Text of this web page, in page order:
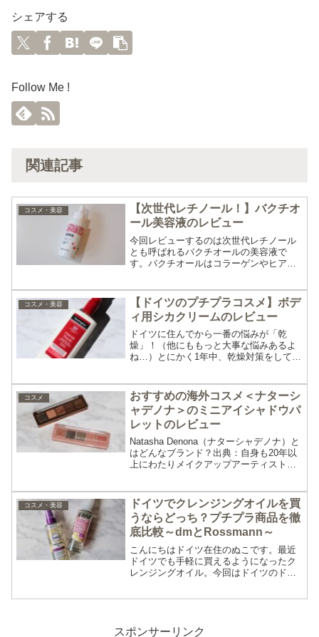
シェアする
Follow Me !
関連記事
コスメ・美容
【次世代レチノール！】バクチオ
ール美容液のレビュー
今回レビューするのは次世代レチノール
とも呼ばれるバクチオールの美容液で
す。バクチオールはコラーゲンやヒアル
ので敏感肌でも使いやすく日中でも使用
できるといわれています！日...
コスメ・美容
【ドイツのプチプラコスメ】ボデ
ィ用シカクリームのレビュー
ドイツに住んでから一番の悩みが「乾
燥」！（他にももっと大事な悩みあるよ
ね…）とにかく1年中、乾燥対策をしてい
ーしていきます。Intense Repair CICA
bo...
コスメ
おすすめの海外コスメ＜ナターシ
ャデノナ＞のミニアイシャドウパ
レットのレビュー
Natasha Denona（ナターシャデノナ）と
はどんなブランド？出典：自身も20年以
上にわたりメイクアップアーティストと
になっています。最高品質の原材料をつ
かったコ...
コスメ・美容
ドイツでクレンジングオイルを買
うならどっち？プチプラ商品を徹
底比較～dmとRossmann～
こんにちはドイツ在住のぬこです。最近
ドイツでも手軽に買えるようになったク
レンジングオイル。今回はドイツのドラ
スポンサーリンク